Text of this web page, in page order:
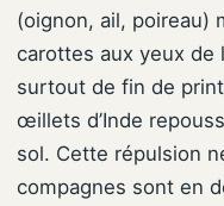
(oignon, ail, poireau)
carottes aux yeux de
surtout de fin de
œillets d’Inde
sol. Cette répulsion
compagnes sont en